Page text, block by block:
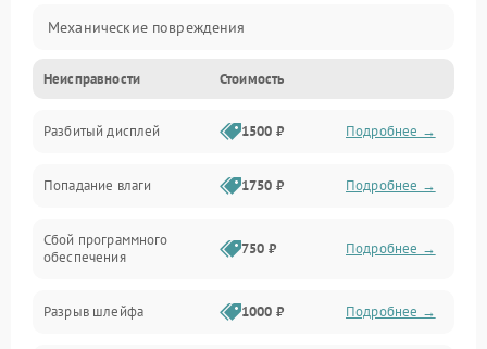
Механические повреждения
Видео
Механика
Управление
Электропитание
Неисправности Стоимость
Разбитый дисплей 1500 ₽ Подробнее →
Попадание влаги 1750 ₽ Подробнее →
Сбой программного
обеспечения
750 ₽ Подробнее →
Разрыв шлейфа 1000 ₽ Подробнее →